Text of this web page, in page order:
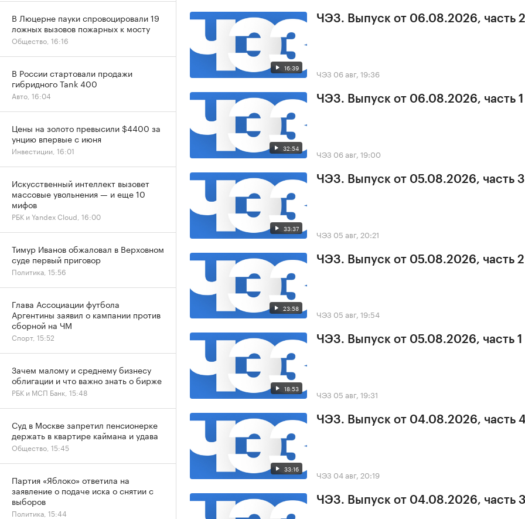
16:39
ЧЭЗ. Выпуск от 06.08.2026, часть 2
ЧЭЗ 06 авг, 19:36
32:54
ЧЭЗ. Выпуск от 06.08.2026, часть 1
ЧЭЗ 06 авг, 19:00
33:37
ЧЭЗ. Выпуск от 05.08.2026, часть 3
ЧЭЗ 05 авг, 20:21
23:58
ЧЭЗ. Выпуск от 05.08.2026, часть 2
ЧЭЗ 05 авг, 19:54
18:53
ЧЭЗ. Выпуск от 05.08.2026, часть 1
ЧЭЗ 05 авг, 19:31
33:16
ЧЭЗ. Выпуск от 04.08.2026, часть
ЧЭЗ 04 авг, 20:19
ЧЭЗ. Выпуск от 04.08.2026, часть
В Люцерне пауки спровоцировали 19
ложных вызовов пожарных к мосту
Общество, 16:16
В России стартовали продажи
гибридного Tank 400
Авто, 16:04
Цены на золото превысили $4400 за
унцию впервые с июня
Инвестиции, 16:01
Искусственный интеллект вызовет
массовые увольнения — и еще 10
мифов
РБК и Yandex Cloud, 16:00
Тимур Иванов обжаловал в Верховном
суде первый приговор
Политика, 15:56
Глава Ассоциации футбола
Аргентины заявил о кампании против
сборной на ЧМ
Спорт, 15:52
Зачем малому и среднему бизнесу
облигации и что важно знать о бирже
РБК и МСП Банк, 15:48
Суд в Москве запретил пенсионерке
держать в квартире каймана и удава
Общество, 15:45
Партия «Яблоко» ответила на
заявление о подаче иска о снятии с
выборов
Политика, 15:44